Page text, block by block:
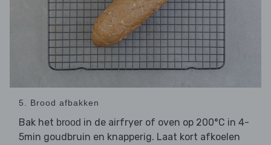
5. Brood afbakken
Bak het brood in de airfryer of oven op 200°C in 4-
5min goudbruin en knapperig. Laat kort afkoelen